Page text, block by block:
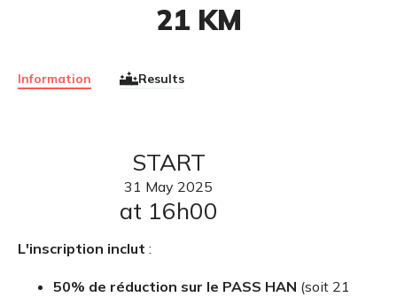
Information Results
21KM
START
31 May 2025
at 16h00
L'inscription inclut :
50% de réduction sur le PASS HAN (soit 21